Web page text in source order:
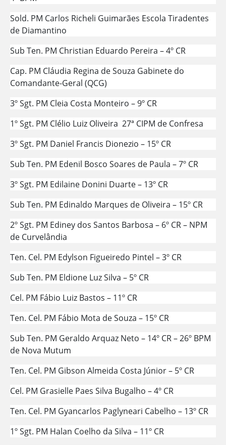
Sold. PM Carlos Richeli Guimarães Escola Tiradentes
de Diamantino
Sub Ten. PM Christian Eduardo Pereira – 4º CR
Cap. PM Cláudia Regina de Souza Gabinete do
Comandante-Geral (QCG)
3º Sgt. PM Cleia Costa Monteiro – 9º CR
1º Sgt. PM Clélio Luiz Oliveira 27ª CIPM de Confresa
3º Sgt. PM Daniel Francis Dionezio – 15º CR
Sub Ten. PM Edenil Bosco Soares de Paula – 7º CR
3º Sgt. PM Edilaine Donini Duarte – 13º CR
Sub Ten. PM Edinaldo Marques de Oliveira – 15º CR
2º Sgt. PM Ediney dos Santos Barbosa – 6º CR – NPM
de Curvelândia
Ten. Cel. PM Edylson Figueiredo Pintel – 3º CR
Sub Ten. PM Eldione Luz Silva – 5º CR
Cel. PM Fábio Luiz Bastos – 11º CR
Ten. Cel. PM Fábio Mota de Souza – 15º CR
Sub Ten. PM Geraldo Arquaz Neto – 14º CR – 26º BPM
de Nova Mutum
Ten. Cel. PM Gibson Almeida Costa Júnior – 5º CR
Cel. PM Grasielle Paes Silva Bugalho – 4º CR
Ten. Cel. PM Gyancarlos Paglyneari Cabelho – 13º CR
1º Sgt. PM Halan Coelho da Silva – 11º CR